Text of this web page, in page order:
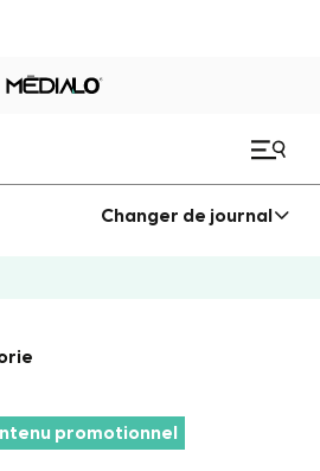
Changer de journal
promotionnel